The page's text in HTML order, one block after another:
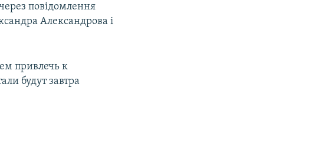
повідомлення
Александрова і
привлечь к
будут завтра